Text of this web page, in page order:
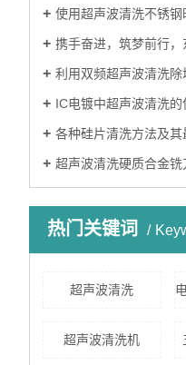
使用超声波清洗不锈
携手奋进，筑梦前行，东信高科自动化设备有
利用双频超声波清洗除
IC电镀中超声波清洗的
各种硅片清洗方法及
超声波清洗硬质合金铣
热门关键词
超声波清洗
超声波清洗机